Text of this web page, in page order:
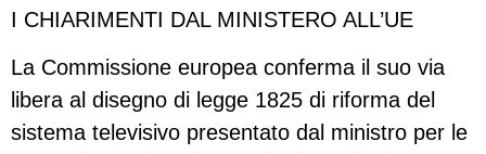
I CHIARIMENTI DAL MINISTERO ALL’UE
La Commissione europea conferma il suo via
libera al disegno di legge 1825 di riforma del
sistema televisivo presentato dal ministro per le